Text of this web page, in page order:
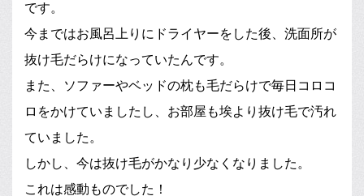
です。
今まではお風呂上りにドライヤーをした後、洗面所が
抜け毛だらけになっていたんです。
また、ソファーやベッドの枕も毛だらけで毎日コロコ
ロをかけていましたし、お部屋も埃より抜け毛で汚れ
ていました。
しかし、今は抜け毛がかなり少なくなりました。
これは感動ものでした！